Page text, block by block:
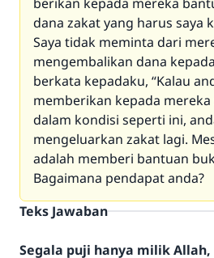
dana zakat yang harus saya
Saya tidak meminta dari
mengembalikan dana
berkata kepadaku, “Kalau
memberikan kepada mereka
dalam kondisi seperti ini,
mengeluarkan zakat lagi.
adalah memberi bantuan
Bagaimana pendapat anda?
Teks Jawaban
Segala puji hanya milik